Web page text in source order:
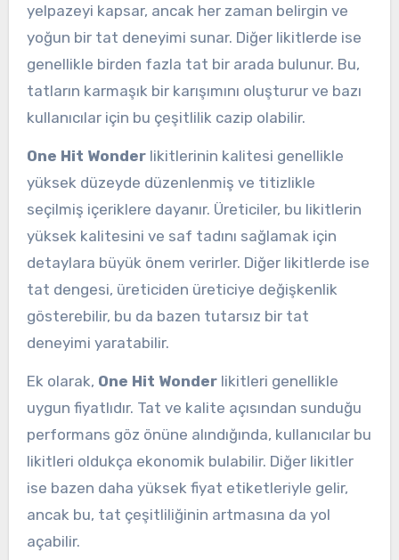
yelpazeyi kapsar, ancak her zaman belirgin ve
yoğun bir tat deneyimi sunar. Diğer likitlerde ise
genellikle birden fazla tat bir arada bulunur. Bu,
tatların karmaşık bir karışımını oluşturur ve bazı
kullanıcılar için bu çeşitlilik cazip olabilir.
One Hit Wonderlikitlerinin kalitesi genellikle
yüksek düzeyde düzenlenmiş ve titizlikle
seçilmiş içeriklere dayanır. Üreticiler, bu likitlerin
yüksek kalitesini ve saf tadını sağlamak için
detaylara büyük önem verirler. Diğer likitlerde ise
tat dengesi, üreticiden üreticiye değişkenlik
gösterebilir, bu da bazen tutarsız bir tat
deneyimi yaratabilir.
Ek olarak, One Hit Wonderlikitleri genellikle
uygun fiyatlıdır. Tat ve kalite açısından sunduğu
performans göz önüne alındığında, kullanıcılar bu
likitleri oldukça ekonomik bulabilir. Diğer likitler
ise bazen daha yüksek fiyat etiketleriyle gelir,
ancak bu, tat çeşitliliğinin artmasına da yol
açabilir.